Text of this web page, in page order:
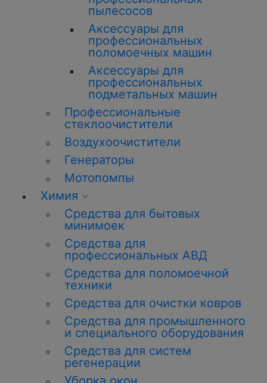
пылесосов
Аксессуары для
профессиональных
поломоечных машин
Аксессуары для
профессиональных
подметальных машин
Профессиональные
стеклоочистители
Воздухоочистители
Генераторы
Мотопомпы
Химия
Средства для бытовых
минимоек
Средства для
профессиональных АВД
Средства для поломоечной
техники
Средства для очистки ковров
Средства для промышленного
и специального оборудования
Средства для систем
регенерации